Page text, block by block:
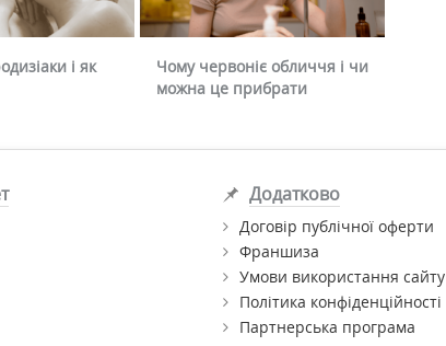
і як
Чому червоніє обличчя і чи
можна це прибрати
Додатково
Договір публічної оферти
Франшиза
Умови використання сайту
Політика конфіденційності
Партнерська програма